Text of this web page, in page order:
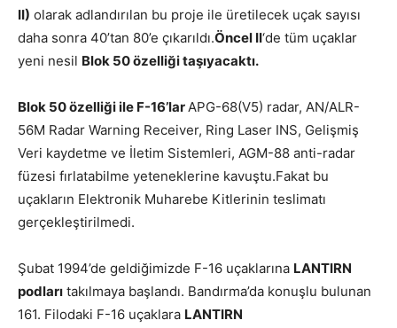
II) olarak adlandırılan bu proje ile üretilecek uçak sayısı
daha sonra 40’tan 80’e çıkarıldı.Öncel II‘de tüm uçaklar
yeni nesil Blok 50 özelliği taşıyacaktı.
Blok 50 özelliği ile F-16’larAPG-68(V5) radar, AN/ALR-
56M Radar Warning Receiver, Ring Laser INS, Gelişmiş
Veri kaydetme ve İletim Sistemleri, AGM-88 anti-radar
füzesi fırlatabilme yeteneklerine kavuştu.Fakat bu
uçakların Elektronik Muharebe Kitlerinin teslimatı
gerçekleştirilmedi.
Şubat 1994’de geldiğimizde F-16 uçaklarına LANTIRN
podları takılmaya başlandı. Bandırma’da konuşlu bulunan
161. Filodaki F-16 uçaklara LANTIRN